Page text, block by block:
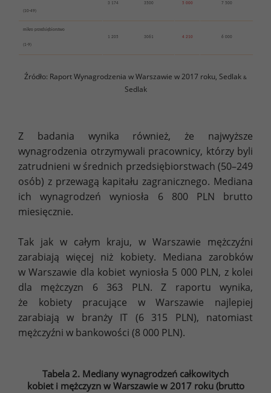
(10-49)
3 174 3500 5 000 7 500
mikro przedsiębiorstwo
(1-9)
1 205 3061 4 210 6 000
Źródło: Raport Wynagrodzenia w Warszawie w 2017 roku, Sedlak &
Sedlak
Z badania wynika również, że najwyższe
wynagrodzenia otrzymywali pracownicy, którzy byli
zatrudnieni w średnich przedsiębiorstwach (50–249
osób) z przewagą kapitału zagranicznego. Mediana
ich wynagrodzeń wyniosła 6 800 PLN brutto
miesięcznie.
Tak jak w całym kraju, w Warszawie mężczyźni
zarabiają więcej niż kobiety. Mediana zarobków
w Warszawie dla kobiet wyniosła 5 000 PLN, z kolei
dla mężczyzn 6 363 PLN. Z raportu wynika,
że kobiety pracujące w Warszawie najlepiej
zarabiają w branży IT (6 315 PLN), natomiast
mężczyźni w bankowości (8 000 PLN).
Tabela 2. Mediany wynagrodzeń całkowitych
kobiet i mężczyzn w Warszawie w 2017 roku (brutto